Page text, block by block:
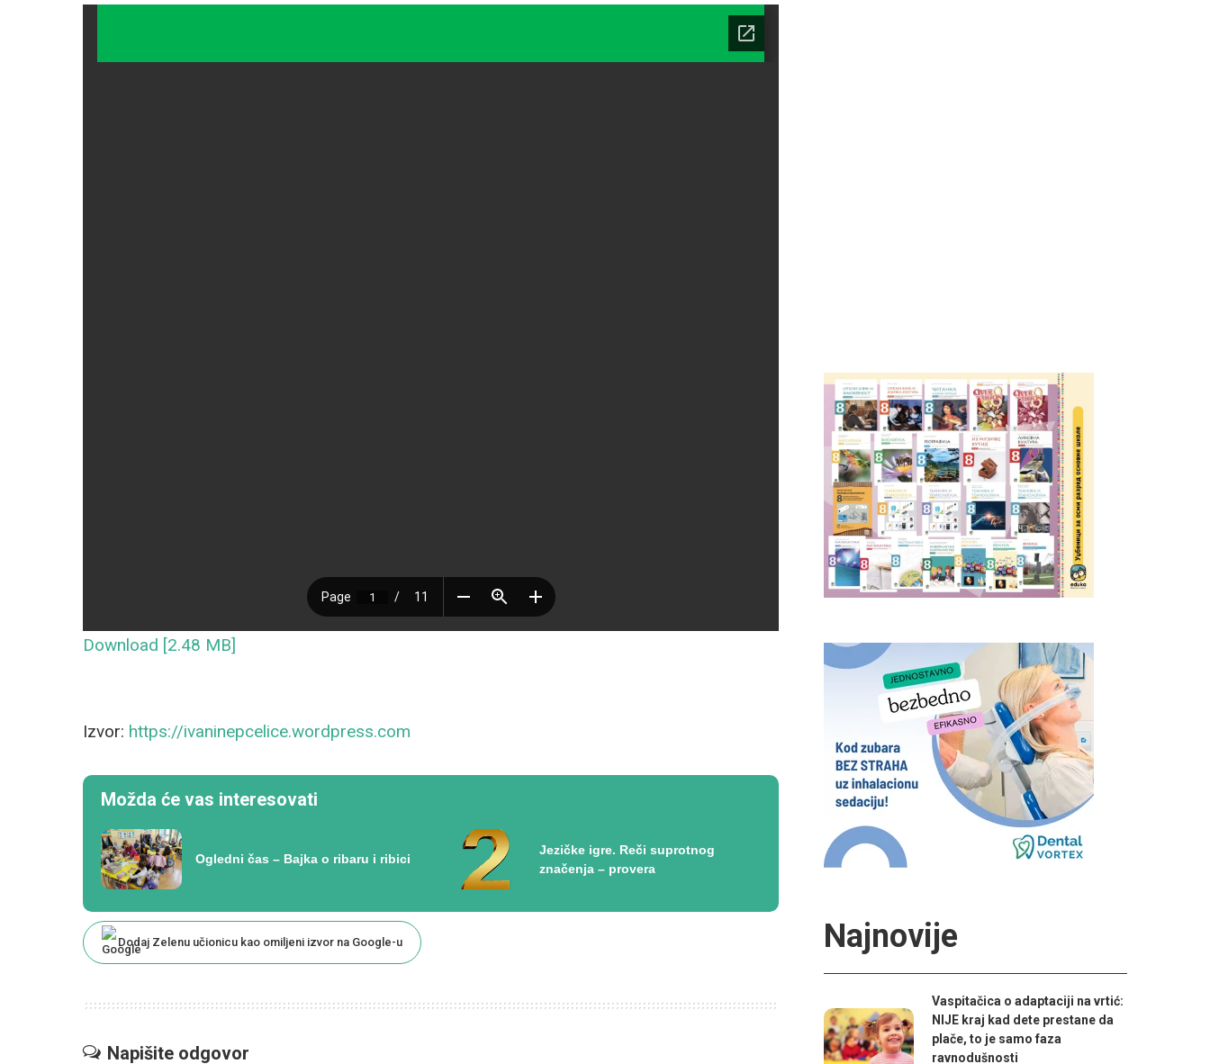
Download [2.48 MB]
Izvor: https://ivaninepcelice.wordpress.com
Možda će vas interesovati
Ogledni čas – Bajka o ribaru i ribici
Jezičke igre. Reči suprotnog
značenja – provera
Dodaj Zelenu učionicu kao omiljeni izvor na Google-u
Napišite odgovor
Najnovije
Vaspitačica o adaptaciji na vrtić:
NIJE kraj kad dete prestane da
plače, to je samo faza
ravnodušnosti